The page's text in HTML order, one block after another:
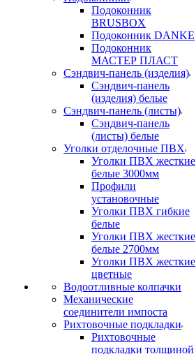
Подоконник
BRUSBOX
Подоконник DANKE
Подоконник
МАСТЕР ПЛАСТ
Сэндвич-панель (изделия)
Сэндвич-панель
(изделия) белые
Сэндвич-панель (листы)
Сэндвич-панель
(листы) белые
Уголки отделочные ПВХ
Уголки ПВХ жесткие
белые 3000мм
Профили
установочные
Уголки ПВХ гибкие
белые
Уголки ПВХ жесткие
белые 2700мм
Уголки ПВХ жесткие
цветные
Водоотливные колпачки
Механические
соединители импоста
Рихтовочные подкладки
Рихтовочные
подкладки толщиной